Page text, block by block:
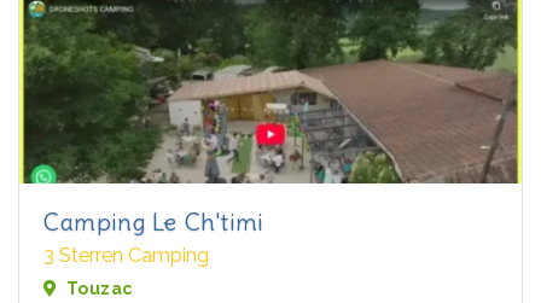
Camping Le Ch'timi
3 Sterren Camping
Touzac